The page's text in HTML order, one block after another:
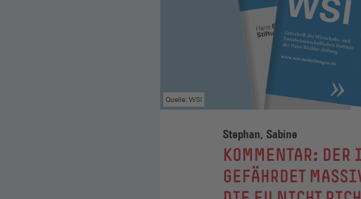
Quelle: WSI
Stephan, Sabine
:
KOMMENTAR: DER
GEFÄHRDET